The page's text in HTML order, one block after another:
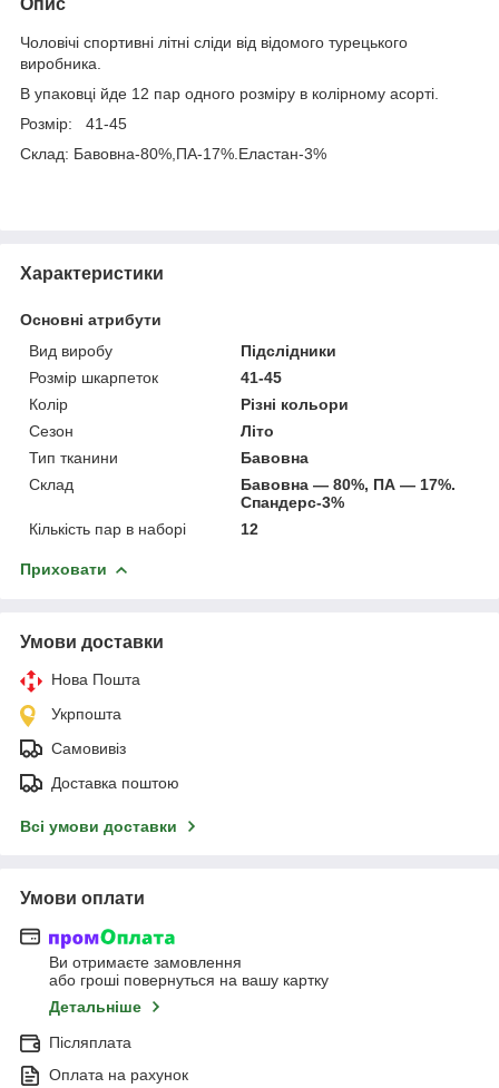
Чоловічі спортивні літні сліди від відомого турецького
виробника.
В упаковці йде 12 пар одного розміру в колірному асорті.
Розмір: 41-45
Склад: Бавовна-80%,ПА-17%.Еластан-3%
Характеристики
Основні атрибути
Вид виробу
Підслідники
Розмір шкарпеток
41-45
Колір
Різні кольори
Сезон
Літо
Тип тканини
Бавовна
Склад
Бавовна — 80%, ПА — 17%.
Спандерс-3%
Кількість пар в наборі
12
Приховати
Умови доставки
Нова Пошта
Укрпошта
Самовивіз
Доставка поштою
Всі умови доставки
Умови оплати
Ви отримаєте замовлення
або гроші повернуться на вашу картку
Детальніше
Післяплата
Оплата на рахунок